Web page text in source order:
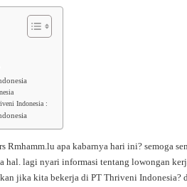
Indonesia :
Rmhamm.lu apa kabarnya hari ini? semoga
hal. lagi nyari informasi tentang lowongan
jika kita bekerja di PT Thriveni Indonesia?